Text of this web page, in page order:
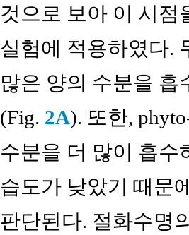
것으로 보아 이 시점
실험에 적용하였다.
많은 양의 수분을
(Fig. 2A). 또한,
수분을 더 많이 흡수
습도가 낮았기 때문
판단된다. 절화수명